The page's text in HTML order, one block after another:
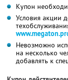
Купон
Условия акции
Невозможно
на несколько
добавлять к